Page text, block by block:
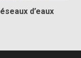
d’eaux